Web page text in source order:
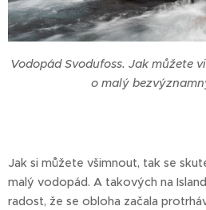
Vodopád Svodufoss. Jak můžete
o malý
Jak si můžete všimnout, tak se
malý vodopád. A takových na
radost, že se obloha začala